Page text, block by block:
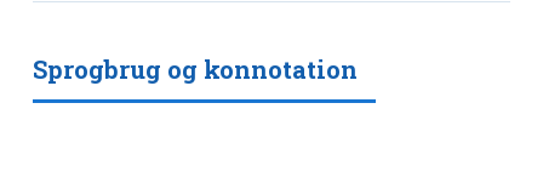
Sprogbrug og konnotation